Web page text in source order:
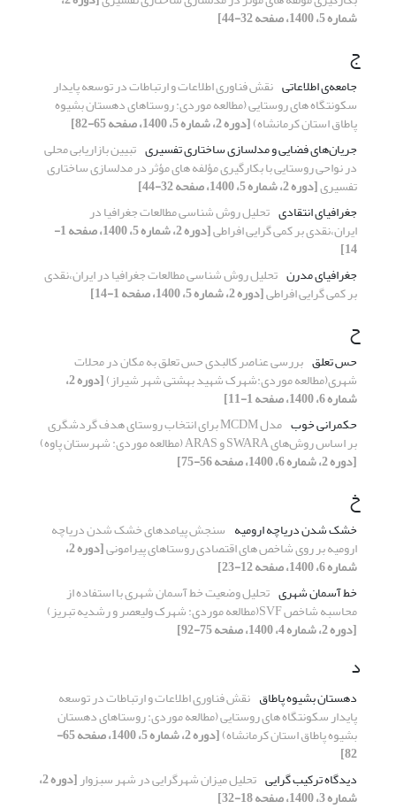
شماره 5، 1400، صفحه 32-44]
ج
جامعه‏‌ی اطلاعاتی نقش فناوری اطلاعات و ارتباطات در توسعه پایدار
سکونتگاه های روستایی (مطالعه موردی: روستاهای دهستان بشیوه
پاطاق استان کرمانشاه)[دوره 2، شماره 5، 1400، صفحه 65-82]
جریان‏‌های فضایی و مدل‏سازی ساختاری تفسیری تبیین بازاریابی محلی
در نواحی روستایی با بکارگیری مؤلفه های مؤثر در مدلسازی ساختاری
تفسیری[دوره 2، شماره 5، 1400، صفحه 32-44]
جغرافیای انتقادی تحلیل روش شناسی مطالعات جغرافیا در
ایران،نقدی بر کمی گرایی افراطی [دوره 2، شماره 5، 1400، صفحه 1-
14]
جغرافیای مدرن تحلیل روش شناسی مطالعات جغرافیا در ایران،نقدی
بر کمی گرایی افراطی[دوره 2، شماره 5، 1400، صفحه 1-14]
ح
حس تعلق بررسی عناصر کالبدی حس تعلق به مکان در محلات
شهری(مطالعه موردی:شهرک شهید بهشتی شهر شیراز) [دوره 2،
شماره 6، 1400، صفحه 1-11]
حکمرانی خوب
مدل MCDM برای انتخاب روستای هدف گردشگری
بر اساس روش‌های SWARA و ARAS (مطالعه‏ موردی: شهرستان پاوه)
[دوره 2، شماره 6، 1400، صفحه 56-75]
خ
خشک شدن دریاچه ارومیه سنجش پیامدهای خشک شدن دریاچه
ارومیه بر روی شاخص های اقتصادی روستاهای پیرامونی [دوره 2،
شماره 6، 1400، صفحه 12-23]
خط آسمان شهری تحلیل وضعیت خط آسمان شهری با استفاده از
محاسبه شاخص SVF(مطالعه موردی: شهرک ولیعصر و رشدیه تبریز)
[دوره 2، شماره 4، 1400، صفحه 75-92]
د
دهستان بشیوه پاطاق نقش فناوری اطلاعات و ارتباطات در توسعه
پایدار سکونتگاه های روستایی (مطالعه موردی: روستاهای دهستان
بشیوه پاطاق استان کرمانشاه) [دوره 2، شماره 5، 1400، صفحه 65-
82]
دیدگاه ترکیب گرایی تحلیل میزان شهرگرایی در شهر سبزوار [دوره 2،
شماره 3، 1400، صفحه 18-32]